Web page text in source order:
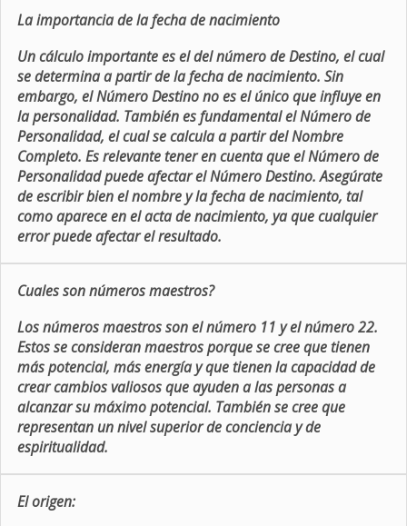
La importancia de la fecha de nacimiento
Un cálculo importante es el del número de Destino, el cual
se determina a partir de la fecha de nacimiento. Sin
embargo, el Número Destino no es el único que influye en
la personalidad. También es fundamental el Número de
Personalidad, el cual se calcula a partir del Nombre
Completo. Es relevante tener en cuenta que el Número de
Personalidad puede afectar el Número Destino. Asegúrate
de escribir bien el nombre y la fecha de nacimiento, tal
como aparece en el acta de nacimiento, ya que cualquier
error puede afectar el resultado.
Cuales son números maestros?
Los números maestros son el número 11 y el número 22.
Estos se consideran maestros porque se cree que tienen
más potencial, más energía y que tienen la capacidad de
crear cambios valiosos que ayuden a las personas a
alcanzar su máximo potencial. También se cree que
representan un nivel superior de conciencia y de
espiritualidad.
El origen: